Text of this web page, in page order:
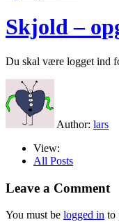
Skjold –
Du skal være logget ind
Author: lars
View:
All Posts
Leave a Comment
You must be logged in to